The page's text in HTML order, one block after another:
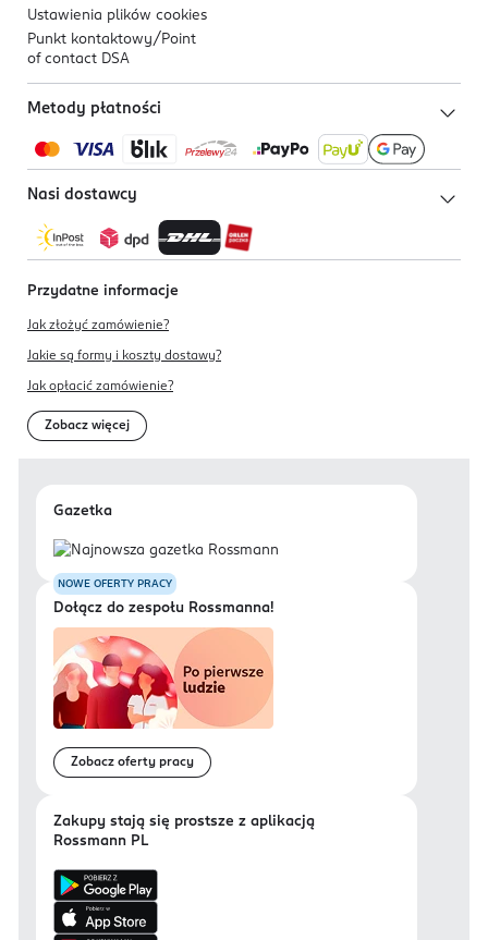
Ustawienia plików cookies
Punkt kontaktowy/ Point
of contact DSA
Metody płatności
Nasi dostawcy
Przydatne informacje
Jak złożyć zamówienie?
Jakie są formy i koszty dostawy?
Jak opłacić zamówienie?
Zobacz więcej
Gazetka
NOWE OFERTY PRACY
Dołącz do zespołu Rossmanna!
Zobacz oferty pracy
Zakupy stają się prostsze z aplikacją
Rossmann PL